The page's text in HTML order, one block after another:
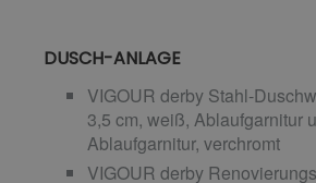
DUSCH-ANLAGE
VIGOUR derby Stahl-
3,5 cm, weiß, Ablaufgarnitur
Ablaufgarnitur, verchromt
VIGOUR derby